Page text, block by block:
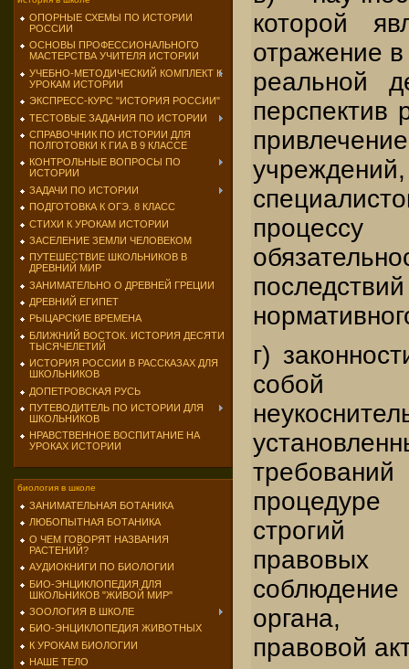
ОПОРНЫЕ СХЕМЫ ПО ИСТОРИИ
РОССИИ
ОСНОВЫ ПРОФЕССИОНАЛЬНОГО
МАСТЕРСТВА УЧИТЕЛЯ ИСТОРИИ
УЧЕБНО-МЕТОДИЧЕСКИЙ КОМПЛЕКТ К
УРОКАМ ИСТОРИИ
ЭКСПРЕСС-КУРС "ИСТОРИЯ РОССИИ"
ТЕСТОВЫЕ ЗАДАНИЯ ПО ИСТОРИИ
СПРАВОЧНИК ПО ИСТОРИИ ДЛЯ
ПОЛГОТОВКИ К ГИА В 9 КЛАССЕ
КОНТРОЛЬНЫЕ ВОПРОСЫ ПО
ИСТОРИИ
ЗАДАЧИ ПО ИСТОРИИ
ПОДГОТОВКА К ОГЭ. 8 КЛАСС
СТИХИ К УРОКАМ ИСТОРИИ
ЗАСЕЛЕНИЕ ЗЕМЛИ ЧЕЛОВЕКОМ
ПУТЕШЕСТВИЕ ШКОЛЬНИКОВ В
ДРЕВНИЙ МИР
ЗАНИМАТЕЛЬНО О ДРЕВНЕЙ ГРЕЦИИ
ДРЕВНИЙ ЕГИПЕТ
РЫЦАРСКИЕ ВРЕМЕНА
БЛИЖНИЙ ВОСТОК. ИСТОРИЯ ДЕСЯТИ
ТЫСЯЧЕЛЕТИЙ
ИСТОРИЯ РОССИИ В РАССКАЗАХ ДЛЯ
ШКОЛЬНИКОВ
ДОПЕТРОВСКАЯ РУСЬ
ПУТЕВОДИТЕЛЬ ПО ИСТОРИИ ДЛЯ
ШКОЛЬНИКОВ
НРАВСТВЕННОЕ ВОСПИТАНИЕ НА
УРОКАХ ИСТОРИИ
биология в школе
ЗАНИМАТЕЛЬНАЯ БОТАНИКА
ЛЮБОПЫТНАЯ БОТАНИКА
О ЧЕМ ГОВОРЯТ НАЗВАНИЯ
РАСТЕНИЙ?
АУДИОКНИГИ ПО БИОЛОГИИ
БИО-ЭНЦИКЛОПЕДИЯ ДЛЯ
ШКОЛЬНИКОВ "ЖИВОЙ МИР"
ЗООЛОГИЯ В ШКОЛЕ
БИО-ЭНЦИКЛОПЕДИЯ ЖИВОТНЫХ
К УРОКАМ БИОЛОГИИ
НАШЕ ТЕЛО
которой
отражение
реальной
перспектив
процессу
г)
собой
процедуре
строгий
органа,
правовой